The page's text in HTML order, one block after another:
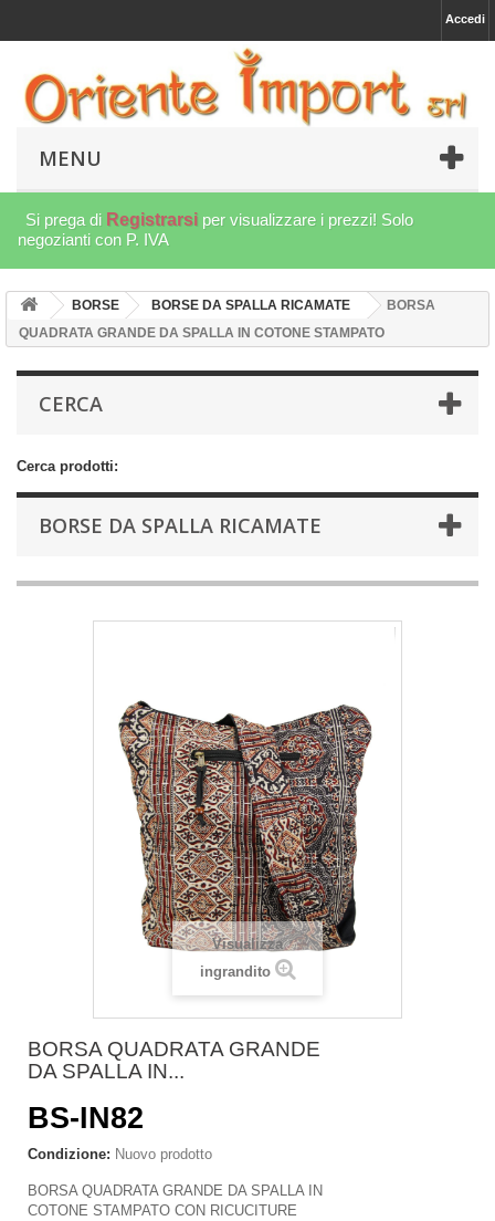
Accedi
MENU
Si prega di Registrarsi per visualizzare i prezzi! Solo
negozianti con P. IVA
BORSE BORSE DA SPALLA RICAMATE
BORSA
QUADRATA GRANDE DA SPALLA IN COTONE STAMPATO
CERCA
Cerca prodotti:
BORSE DA SPALLA RICAMATE
Visualizza
ingrandito
BORSA QUADRATA GRANDE
DA SPALLA IN...
BS-IN82
Condizione: Nuovo prodotto
BORSA QUADRATA GRANDE DA SPALLA IN
COTONE STAMPATO CON RICUCITURE